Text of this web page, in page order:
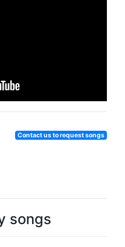
Contact us to request songs
songs